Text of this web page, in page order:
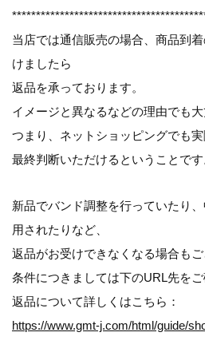
当店では通信販売の場合、商品到
けましたら
返品を承っております。
イメージと異なるなどの理由でも大
つまり、ネットショッピングでも
最終判断いただけるということです
新品でバンド調整を行っていたり
用されたりなど、
返品がお受けできなくなる場合もご
条件につきましては下のURL先をご
返品について詳しくはこちら：
https://www.gmt-j.com/html/guide/